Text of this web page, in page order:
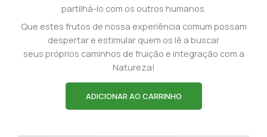
partilhá-lo com os outros humanos.
Que estes frutos de nossa experiência comum possam
despertar e estimular quem os lê a buscar
seus próprios caminhos de fruição e integração com a
Natureza!
ADICIONAR AO CARRINHO